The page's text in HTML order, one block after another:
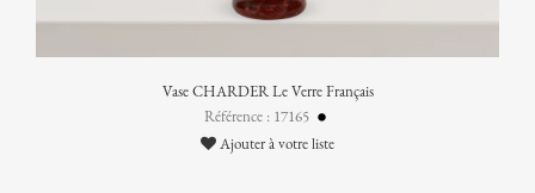
Vase CHARDER Le Verre Français
Référence : 17165
Ajouter à votre liste